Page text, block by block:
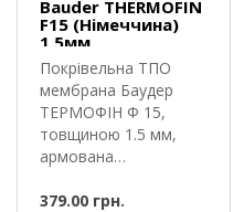
Bauder THERMOFIN
F15 (Німеччина)
1.5мм
Покрівельна ТПО
мембрана Баудер
ТЕРМОФІН Ф 15,
товщиною 1.5 мм,
армована
рулону..
379.00 грн.